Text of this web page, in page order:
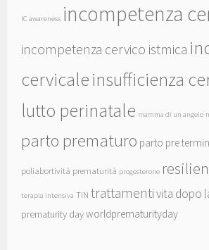
IC awareness incompetenza
incompetenza cervico istmica
cervicaleinsufficienza
lutto perinatale mamma di un angelo
parto prematuro parto pre
poliabortività prematurità progesterone
terapia intensiva TIN trattamentivita dopo
prematurity dayworldprematurityday